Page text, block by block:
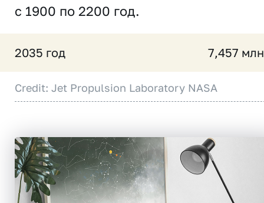
с 1900 по 2200 год.
2035 год 7,457
Credit: Jet Propulsion Laboratory NASA